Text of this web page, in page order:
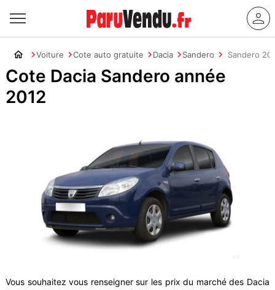
Voiture Cote auto gratuite Dacia Sandero Sandero
Cote Dacia Sandero année
2012
Vous souhaitez vous renseigner sur les prix du marché des Dacia